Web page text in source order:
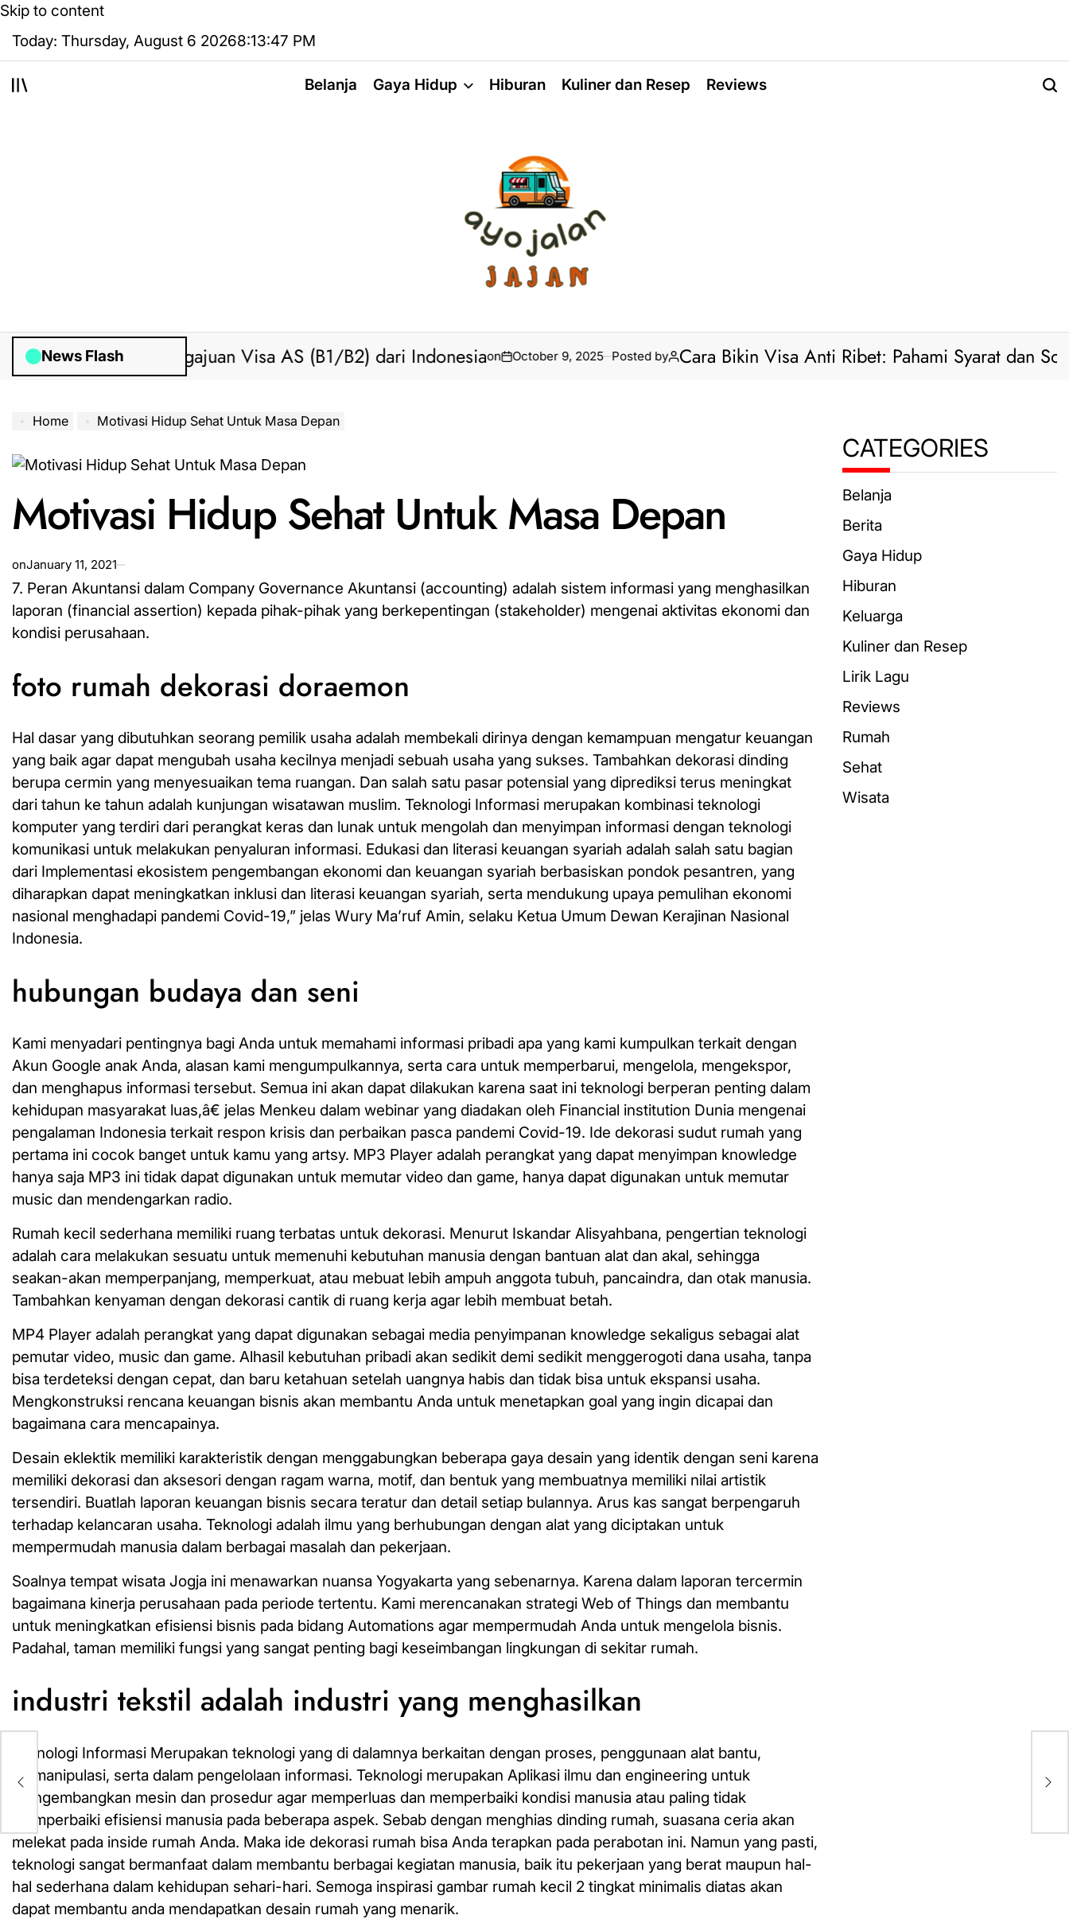
Skip to content
Today: Thursday, August 6 20268:13:48 PM
Belanja Gaya Hidup Hiburan Kuliner dan Resep Reviews
News Flash
by Bantuan Pengajuan Visa AS (B1/B2) dari Indonesiaon October 9, 2025 Posted by Cara Bikin Visa Anti Ribet: Pahami Syarat dan Solusi
Home Motivasi Hidup Sehat Untuk Masa Depan
Motivasi Hidup Sehat Untuk Masa Depan
onJanuary 11, 2021
7. Peran Akuntansi dalam Company Governance Akuntansi (accounting) adalah sistem informasi yang menghasilkan
laporan (financial assertion) kepada pihak-pihak yang berkepentingan (stakeholder) mengenai aktivitas ekonomi dan
kondisi perusahaan.
foto rumah dekorasi doraemon
Hal dasar yang dibutuhkan seorang pemilik usaha adalah membekali dirinya dengan kemampuan mengatur keuangan
yang baik agar dapat mengubah usaha kecilnya menjadi sebuah usaha yang sukses. Tambahkan dekorasi dinding
berupa cermin yang menyesuaikan tema ruangan. Dan salah satu pasar potensial yang diprediksi terus meningkat
dari tahun ke tahun adalah kunjungan wisatawan muslim. Teknologi Informasi merupakan kombinasi teknologi
komputer yang terdiri dari perangkat keras dan lunak untuk mengolah dan menyimpan informasi dengan teknologi
komunikasi untuk melakukan penyaluran informasi. Edukasi dan literasi keuangan syariah adalah salah satu bagian
dari Implementasi ekosistem pengembangan ekonomi dan keuangan syariah berbasiskan pondok pesantren, yang
diharapkan dapat meningkatkan inklusi dan literasi keuangan syariah, serta mendukung upaya pemulihan ekonomi
nasional menghadapi pandemi Covid-19,” jelas Wury Ma’ruf Amin, selaku Ketua Umum Dewan Kerajinan Nasional
Indonesia.
hubungan budaya dan seni
Kami menyadari pentingnya bagi Anda untuk memahami informasi pribadi apa yang kami kumpulkan terkait dengan
Akun Google anak Anda, alasan kami mengumpulkannya, serta cara untuk memperbarui, mengelola, mengekspor,
dan menghapus informasi tersebut. Semua ini akan dapat dilakukan karena saat ini teknologi berperan penting dalam
kehidupan masyarakat luas,â€ jelas Menkeu dalam webinar yang diadakan oleh Financial institution Dunia mengenai
pengalaman Indonesia terkait respon krisis dan perbaikan pasca pandemi Covid-19. Ide dekorasi sudut rumah yang
pertama ini cocok banget untuk kamu yang artsy. MP3 Player adalah perangkat yang dapat menyimpan knowledge
hanya saja MP3 ini tidak dapat digunakan untuk memutar video dan game, hanya dapat digunakan untuk memutar
music dan mendengarkan radio.
Rumah kecil sederhana memiliki ruang terbatas untuk dekorasi. Menurut Iskandar Alisyahbana, pengertian teknologi
adalah cara melakukan sesuatu untuk memenuhi kebutuhan manusia dengan bantuan alat dan akal, sehingga
seakan-akan memperpanjang, memperkuat, atau mebuat lebih ampuh anggota tubuh, pancaindra, dan otak manusia.
Tambahkan kenyaman dengan dekorasi cantik di ruang kerja agar lebih membuat betah.
MP4 Player adalah perangkat yang dapat digunakan sebagai media penyimpanan knowledge sekaligus sebagai alat
pemutar video, music dan game. Alhasil kebutuhan pribadi akan sedikit demi sedikit menggerogoti dana usaha, tanpa
bisa terdeteksi dengan cepat, dan baru ketahuan setelah uangnya habis dan tidak bisa untuk ekspansi usaha.
Mengkonstruksi rencana keuangan bisnis akan membantu Anda untuk menetapkan goal yang ingin dicapai dan
bagaimana cara mencapainya.
Desain eklektik memiliki karakteristik dengan menggabungkan beberapa gaya desain yang identik dengan seni karena
memiliki dekorasi dan aksesori dengan ragam warna, motif, dan bentuk yang membuatnya memiliki nilai artistik
tersendiri. Buatlah laporan keuangan bisnis secara teratur dan detail setiap bulannya. Arus kas sangat berpengaruh
terhadap kelancaran usaha. Teknologi adalah ilmu yang berhubungan dengan alat yang diciptakan untuk
mempermudah manusia dalam berbagai masalah dan pekerjaan.
Soalnya tempat wisata Jogja ini menawarkan nuansa Yogyakarta yang sebenarnya. Karena dalam laporan tercermin
bagaimana kinerja perusahaan pada periode tertentu. Kami merencanakan strategi Web of Things dan membantu
untuk meningkatkan efisiensi bisnis pada bidang Automations agar mempermudah Anda untuk mengelola bisnis.
Padahal, taman memiliki fungsi yang sangat penting bagi keseimbangan lingkungan di sekitar rumah.
industri tekstil adalah industri yang menghasilkan
Teknologi Informasi Merupakan teknologi yang di dalamnya berkaitan dengan proses, penggunaan alat bantu,
memanipulasi, serta dalam pengelolaan informasi. Teknologi merupakan Aplikasi ilmu dan engineering untuk
mengembangkan mesin dan prosedur agar memperluas dan memperbaiki kondisi manusia atau paling tidak
memperbaiki efisiensi manusia pada beberapa aspek. Sebab dengan menghias dinding rumah, suasana ceria akan
melekat pada inside rumah Anda. Maka ide dekorasi rumah bisa Anda terapkan pada perabotan ini. Namun yang pasti,
teknologi sangat bermanfaat dalam membantu berbagai kegiatan manusia, baik itu pekerjaan yang berat maupun hal-
hal sederhana dalam kehidupan sehari-hari. Semoga inspirasi gambar rumah kecil 2 tingkat minimalis diatas akan
dapat membantu anda mendapatkan desain rumah yang menarik.
CATEGORIES
Belanja
Berita
Gaya Hidup
Hiburan
Keluarga
Kuliner dan Resep
Lirik Lagu
Reviews
Rumah
Sehat
Wisata